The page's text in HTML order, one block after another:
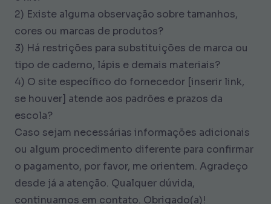
2) Existe alguma observação sobre tamanhos,
cores ou marcas de produtos?
3) Há restrições para substituições de marca ou
tipo de caderno, lápis e demais materiais?
4) O site específico do fornecedor [inserir link,
se houver] atende aos padrões e prazos da
escola?
Caso sejam necessárias informações adicionais
ou algum procedimento diferente para confirmar
o pagamento, por favor, me orientem. Agradeço
desde já a atenção. Qualquer dúvida,
continuamos em contato. Obrigado(a)!